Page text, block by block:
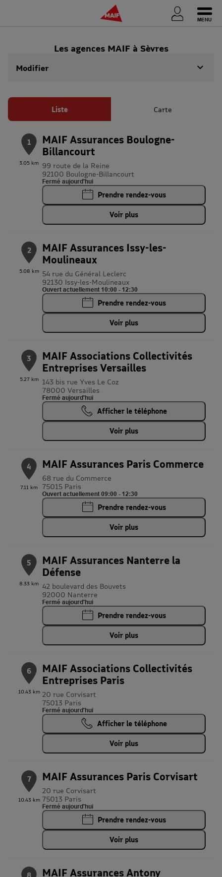
Les agences MAIF à Sèvres
Modifier
Liste Carte
1
3.05 km
MAIF Assurances Boulogne-
Billancourt
99 route de la Reine
92100 Boulogne-Billancourt
Fermé aujourd'hui
Prendre rendez-vous
Voir plus
2
5.08 km
MAIF Assurances Issy-les-
Moulineaux
54 rue du Général Leclerc
92130 Issy-les-Moulineaux
Ouvert actuellement 10:00 - 12:30
Prendre rendez-vous
Voir plus
3
5.27 km
MAIF Associations Collectivités
Entreprises Versailles
143 bis rue Yves Le Coz
78000 Versailles
Fermé aujourd'hui
Afficher le téléphone
Voir plus
4
7.11 km
MAIF Assurances Paris Commerce
68 rue du Commerce
75015 Paris
Ouvert actuellement 09:00 - 12:30
Prendre rendez-vous
Voir plus
5
8.33 km
MAIF Assurances Nanterre la
Défense
42 boulevard des Bouvets
92000 Nanterre
Fermé aujourd'hui
Prendre rendez-vous
Voir plus
6
10.43 km
MAIF Associations Collectivités
Entreprises Paris
20 rue Corvisart
75013 Paris
Fermé aujourd'hui
Afficher le téléphone
Voir plus
7
10.43 km
MAIF Assurances Paris Corvisart
20 rue Corvisart
75013 Paris
Fermé aujourd'hui
Prendre rendez-vous
Voir plus
8 MAIF Assurances Antony